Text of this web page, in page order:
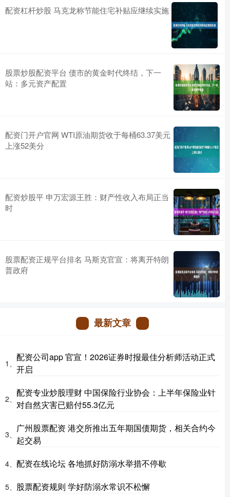
配资杠杆炒股 马克龙称节能住宅补贴应继续实施
股票炒股配资平台 债市的黄金时代终结，下一
站：多元资产配置
配资门开户官网 WTI原油期货收于每桶63.37美元
上涨52美分
配资炒股平 申万宏源王胜：财产性收入布局正当
时
股票配资正规平台排名 马斯克官宣：将离开特朗
普政府
最新文章
1、
配资公司app 官宣！2026证券时报最佳分析师活动正式
开启
2、
配资专业炒股理财 中国保险行业协会：上半年保险业针
对自然灾害已赔付55.3亿元
3、
广州股票配资 港交所推出五年期国债期货，相关合约今
起交易
4、 配资在线论坛 各地抓好防溺水举措不停歇
5、 股票配资规则 学好防溺水常识不松懈